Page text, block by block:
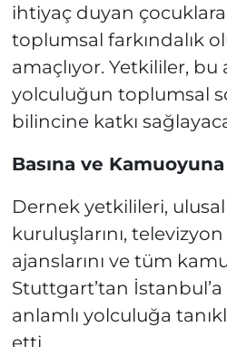
ihtiyaç duyan
toplumsal farkındalık
amaçlıyor. Yetkililer, bu
yolculuğun toplumsal
bilincine katkı
Basına ve
Dernek yetkilileri, ulusal
kuruluşlarını,
ajanslarını ve tüm
Stuttgart’tan
anlamlı yolculuğa
etti.